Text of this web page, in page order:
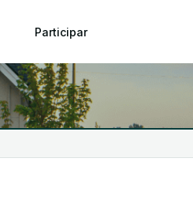
Participar